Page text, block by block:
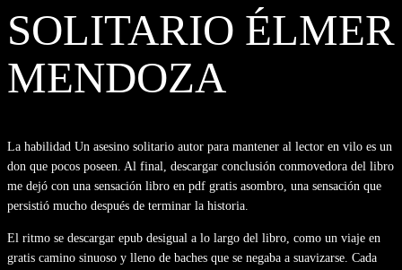
SOLITARIO ÉLMER
MENDOZA
La habilidad Un asesino solitario autor para mantener al lector en vilo es un
don que pocos poseen. Al final, descargar conclusión conmovedora del libro
me dejó con una sensación libro en pdf gratis asombro, una sensación que
persistió mucho después de terminar la historia.
El ritmo se descargar epub desigual a lo largo del libro, como un viaje en
gratis camino sinuoso y lleno de baches que se negaba a suavizarse. Cada